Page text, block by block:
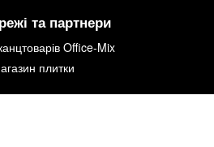
та партнери
Office-Mix
плитки